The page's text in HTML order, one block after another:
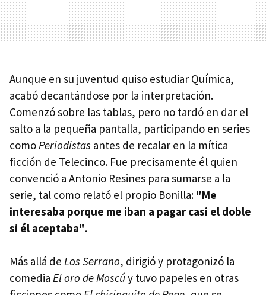
Aunque en su juventud quiso estudiar Química,
acabó decantándose por la interpretación.
Comenzó sobre las tablas, pero no tardó en dar el
salto a la pequeña pantalla, participando en series
comoPeriodistas antes de recalar en la mítica
ficción de Telecinco. Fue precisamente él quien
convenció a Antonio Resines para sumarse a la
serie, tal como relató el propio Bonilla: "Me
interesaba porque me iban a pagar casi el doble
si él aceptaba".
Más allá de Los Serrano, dirigió y protagonizó la
comedia El oro de Moscúy tuvo papeles en otras